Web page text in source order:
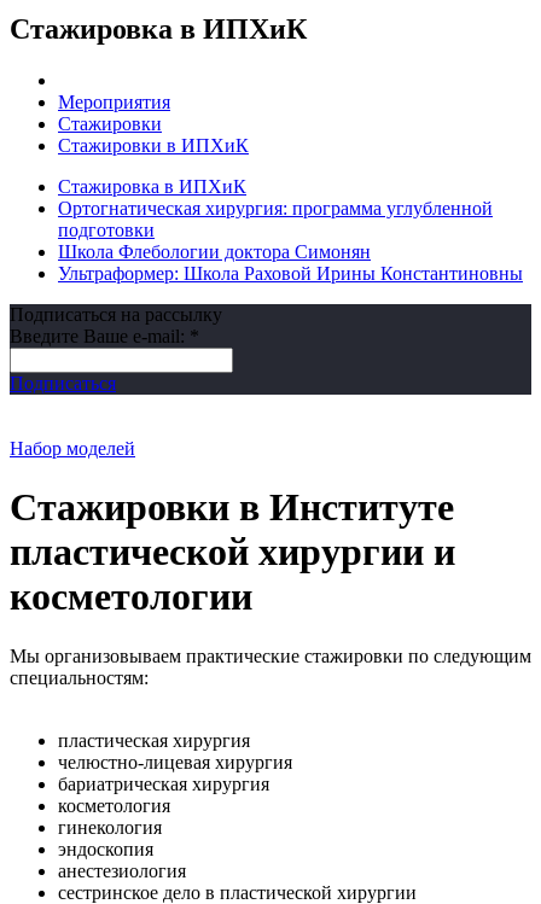
Стажировка в ИПХиК
Мероприятия
Стажировки
Стажировки в ИПХиК
Стажировка в ИПХиК
Ортогнатическая хирургия: программа углубленной
подготовки
Школа Флебологии доктора Симонян
Ультраформер: Школа Раховой Ирины Константиновны
Подписаться на рассылку
Введите Ваше e-mail: *
Подписаться
Набор моделей
Стажировки в Институте
пластической хирургии и
косметологии
Мы организовываем практические стажировки по следующим
специальностям:
пластическая хирургия
челюстно-лицевая хирургия
бариатрическая хирургия
косметология
гинекология
эндоскопия
анестезиология
сестринское дело в пластической хирургии